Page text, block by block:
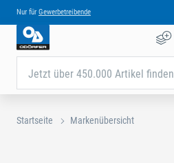
Nur für Gewerbetreibende
Jetzt über 450.000 Artikel finden
Startseite Markenübersicht